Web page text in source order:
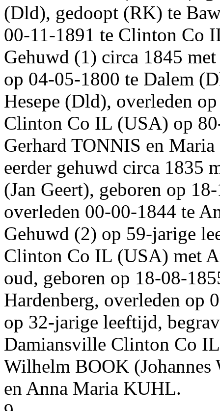
(Dld), gedoopt (RK) te
00‑11‑1891 te Clinton Co
Gehuwd (1) circa 1845 met
op 04‑05‑1800 te Dalem
Hesepe (Dld), overleden
Clinton Co IL (USA) op
Gerhard TONNIS en Maria
eerder gehuwd circa 1835
(Jan Geert), geboren op
overleden 00‑00‑1844 te
Gehuwd (2) op 59-jarige
Clinton Co IL (USA) met
oud, geboren op
Hardenberg, overleden op
op 32-jarige leeftijd,
Damiansville Clinton Co
Wilhelm BOOK
en Anna Maria KUHL.